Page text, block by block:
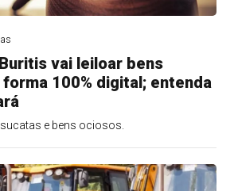
vai leiloar bens
100% digital; entenda
e bens ociosos.